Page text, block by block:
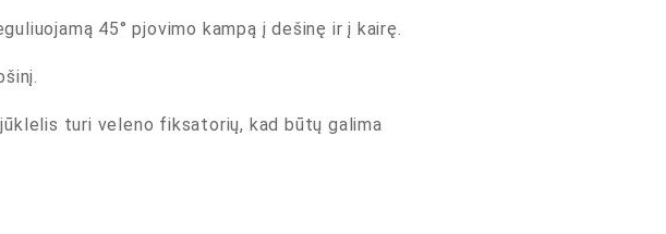
45° pjovimo kampą į dešinę ir į kairę.
turi veleno fiksatorių, kad būtų galima